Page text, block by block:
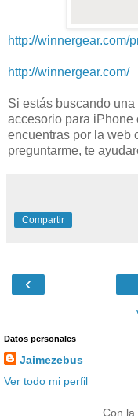
http://winnergear.com/
http://winnergear.com/
Si estás buscando
accesorio para iPhone
encuentras por la web
preguntarme, te
Compartir
‹
Datos personales
Jaimezebus
Ver todo mi perfil
Con la